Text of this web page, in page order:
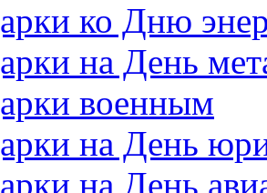
ко Дню
на День
военным
на День
на День